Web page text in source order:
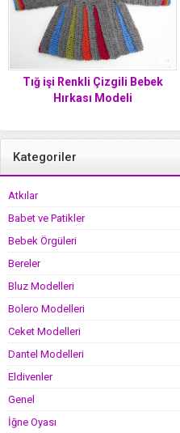
Tığ işi Renkli Çizgili Bebek
Hırkası Modeli
Kategoriler
Atkılar
Babet ve Patikler
Bebek Örgüleri
Bereler
Bluz Modelleri
Bolero Modelleri
Ceket Modelleri
Dantel Modelleri
Eldivenler
Genel
İğne Oyası